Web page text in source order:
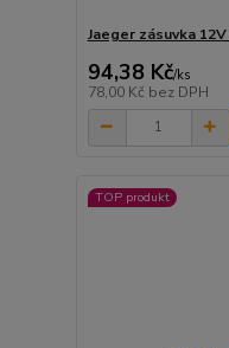
Jaeger zásuvka
94,38 Kč/ks
78,00 Kč bez DPH
TOP produkt